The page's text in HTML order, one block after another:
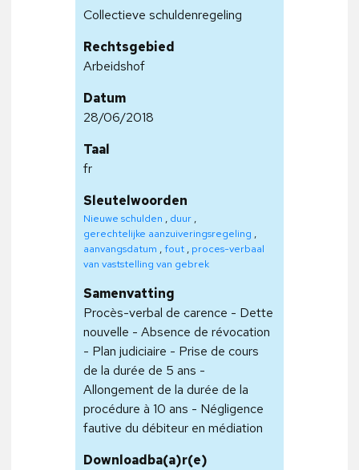
Collectieve schuldenregeling
Rechtsgebied
Arbeidshof
Datum
28/06/2018
Taal
fr
Sleutelwoorden
Nieuwe schulden , duur ,
gerechtelijke aanzuiveringsregeling ,
aanvangsdatum ,fout , proces-verbaal
van vaststelling van gebrek
Samenvatting
Procès-verbal de carence - Dette
nouvelle - Absence de révocation
- Plan judiciaire - Prise de cours
de la durée de 5 ans -
Allongement de la durée de la
procédure à 10 ans - Négligence
fautive du débiteur en médiation
Downloadba(a)r(e)